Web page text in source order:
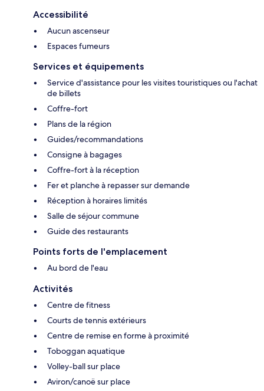
Accessibilité
Aucun ascenseur
Espaces fumeurs
Services et équipements
Service d'assistance pour les visites touristiques ou l'achat
de billets
Coffre-fort
Plans de la région
Guides/recommandations
Consigne à bagages
Coffre-fort à la réception
Fer et planche à repasser sur demande
Réception à horaires limités
Salle de séjour commune
Guide des restaurants
Points forts de l'emplacement
Au bord de l'eau
Activités
Centre de fitness
Courts de tennis extérieurs
Centre de remise en forme à proximité
Toboggan aquatique
Volley-ball sur place
Aviron/canoë sur place